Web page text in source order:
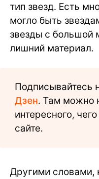
тип звезд. Есть
могло быть
звезды с большой
лишний материал.
Подписывайтесь
Дзен. Там можно
интересного,
сайте.
Другими словами,